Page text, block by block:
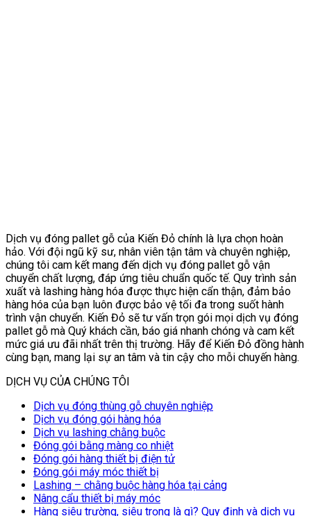
Dịch vụ đóng pallet gỗ của Kiến Đỏ chính là lựa chọn hoàn
hảo. Với đội ngũ kỹ sư, nhân viên tận tâm và chuyên nghiệp,
chúng tôi cam kết mang đến dịch vụ đóng pallet gỗ vận
chuyển chất lượng, đáp ứng tiêu chuẩn quốc tế. Quy trình sản
xuất và lashing hàng hóa được thực hiện cẩn thận, đảm bảo
hàng hóa của bạn luôn được bảo vệ tối đa trong suốt hành
trình vận chuyển. Kiến Đỏ sẽ tư vấn trọn gói mọi dịch vụ đóng
pallet gỗ mà Quý khách cần, báo giá nhanh chóng và cam kết
mức giá ưu đãi nhất trên thị trường. Hãy để Kiến Đỏ đồng hành
cùng bạn, mang lại sự an tâm và tin cậy cho mỗi chuyến hàng.
DỊCH VỤ CỦA CHÚNG TÔI
Dịch vụ đóng thùng gỗ chuyên nghiệp
Dịch vụ đóng gói hàng hóa
Dịch vụ lashing chằng buộc
Đóng gói bằng màng co nhiệt
Đóng gói hàng thiết bị điện tử
Đóng gói máy móc thiết bị
Lashing – chằng buộc hàng hóa tại cảng
Nâng cẩu thiết bị máy móc
Hàng siêu trường, siêu trọng là gì? Quy định và dịch vụ